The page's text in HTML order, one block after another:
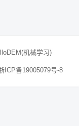
机械学习)
ICP备19005079号-8